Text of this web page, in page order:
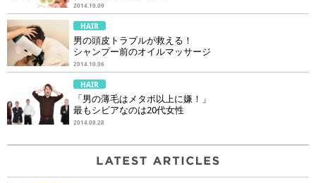
2014.10.09
HAIR
男の頭皮トラブルが救える！
シャンプー前のオイルマッサージ
2014.10.06
HAIR
「男の薄毛はメタボ以上に嫌！」
最もシビアなのは20代女性
2014.08.28